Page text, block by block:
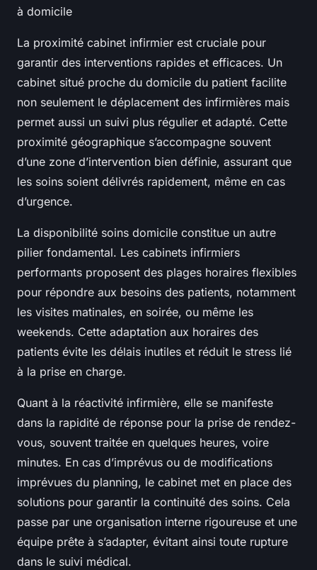
à domicile
La proximité cabinet infirmier est cruciale pour
garantir des interventions rapides et efficaces. Un
cabinet situé proche du domicile du patient facilite
non seulement le déplacement des infirmières mais
permet aussi un suivi plus régulier et adapté. Cette
proximité géographique s’accompagne souvent
d’une zone d’intervention bien définie, assurant que
les soins soient délivrés rapidement, même en cas
d’urgence.
La disponibilité soins domicile constitue un autre
pilier fondamental. Les cabinets infirmiers
performants proposent des plages horaires flexibles
pour répondre aux besoins des patients, notamment
les visites matinales, en soirée, ou même les
weekends. Cette adaptation aux horaires des
patients évite les délais inutiles et réduit le stress lié
à la prise en charge.
Quant à la réactivité infirmière, elle se manifeste
dans la rapidité de réponse pour la prise de rendez-
vous, souvent traitée en quelques heures, voire
minutes. En cas d’imprévus ou de modifications
imprévues du planning, le cabinet met en place des
solutions pour garantir la continuité des soins. Cela
passe par une organisation interne rigoureuse et une
équipe prête à s’adapter, évitant ainsi toute rupture
dans le suivi médical.